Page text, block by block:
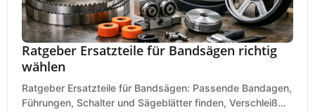
Ratgeber Ersatzteile für Bandsägen richtig
wählen
Ratgeber Ersatzteile für Bandsägen: Passende Bandagen,
Führungen, Schalter und Sägeblätter finden, Verschleiß